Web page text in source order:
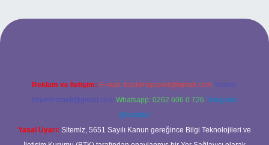
ilbet giriş yap
Reklam ve İletişim: E-mail: backlinkpaneli@gmail.com Teams:
forumhizmeti@gmail.com Whatsapp: 0262 606 0 726 Telegram:
@karabul
Yasal Uyarı: Sitemiz, 5651 Sayılı Kanun gereğince Bilgi Teknolojileri ve